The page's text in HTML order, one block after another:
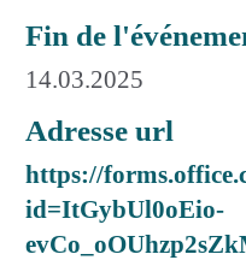
Fin de
14.03.2025
Adresse url
https://
id=ItGybUl0oEio-